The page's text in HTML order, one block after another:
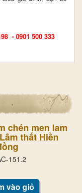
- 0901 500 333
chén men lam
thất Hiền
151.2
vào giỏ